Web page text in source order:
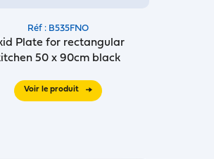
Réf : B535FNO
Plate for rectangular
50 x 90cm black
Voir le produit